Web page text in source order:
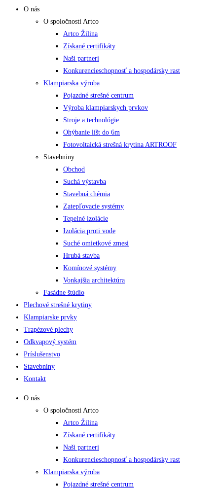
O nás
O spoločnosti Artco
Artco Žilina
Získané certifikáty
Naši partneri
Konkurencieschopnosť a hospodársky rast
Klampiarska výroba
Pojazdné strešné centrum
Výroba klampiarskych prvkov
Stroje a technológie
Ohýbanie líšt do 6m
Fotovoltaická strešná krytina ARTROOF
Stavebniny
Obchod
Suchá výstavba
Stavebná chémia
Zatepľovacie systémy
Tepelné izolácie
Izolácia proti vode
Suché omietkové zmesi
Hrubá stavba
Komínové systémy
Vonkajšia architektúra
Fasádne štúdio
Plechové strešné krytiny
Klampiarske prvky
Trapézové plechy
Odkvapový systém
Príslušenstvo
Stavebniny
Kontakt
O nás
O spoločnosti Artco
Artco Žilina
Získané certifikáty
Naši partneri
Konkurencieschopnosť a hospodársky rast
Klampiarska výroba
Pojazdné strešné centrum